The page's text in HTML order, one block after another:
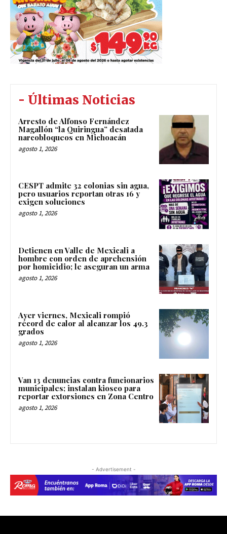
- Últimas Noticias
Arresto de Alfonso Fernández
Magallón “la Quiringua” desatada
narcobloqueos en Michoacán
agosto 1, 2026
CESPT admite 32 colonias sin agua,
pero usuarios reportan otras 16 y
exigen soluciones
agosto 1, 2026
Detienen en Valle de Mexicali a
hombre con orden de aprehensión
por homicidio; le aseguran un arma
agosto 1, 2026
Ayer viernes, Mexicali rompió
récord de calor al alcanzar los 49.3
grados
agosto 1, 2026
Van 13 denuncias contra funcionarios
municipales; instalan kiosco para
reportar extorsiones en Zona Centro
agosto 1, 2026
- Advertisement -